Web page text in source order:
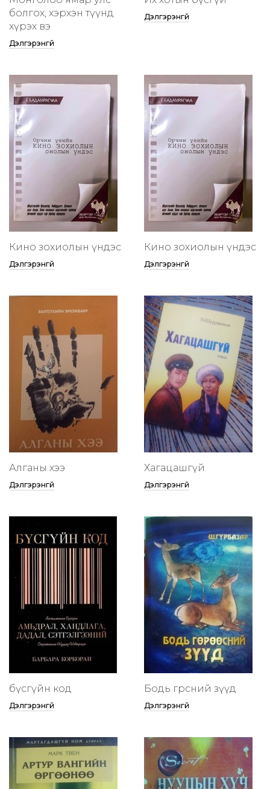
болгох, хэрхэн түүнд
хүрэх вэ
Дэлгэрэнгүй
Дэлгэрэнгүй
Кино зохиолын үндэс
Дэлгэрэнгүй
Кино зохиолын үндэс
Дэлгэрэнгүй
Алганы хээ
Дэлгэрэнгүй
Хагацашгүй
Дэлгэрэнгүй
бүсгүйн код
Дэлгэрэнгүй
Бодь гөрөөсний зүүд
Дэлгэрэнгүй